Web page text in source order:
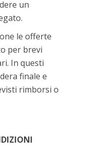
un
le offerte
per brevi
In questi
finale e
rimborsi o